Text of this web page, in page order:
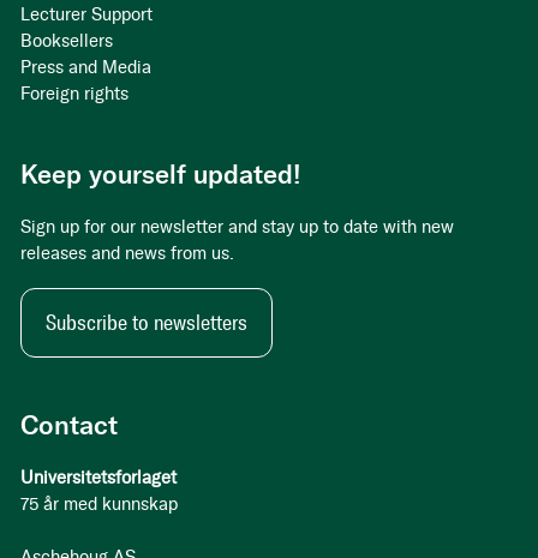
Contact
Universitetsforlaget
75 år med kunnskap
Lecturer Support
Booksellers
Press and Media
Foreign rights
Keep yourself updated!
Sign up for our newsletter and stay up to date with new
releases and news from us.
Subscribe to newsletters